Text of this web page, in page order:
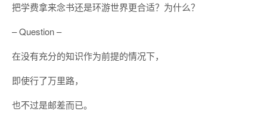
把学费拿来念书还是环游世界更合适？为什么？
– Question –
在没有充分的知识作为前提的情况下，
即使行了万里路，
也不过是邮差而已。